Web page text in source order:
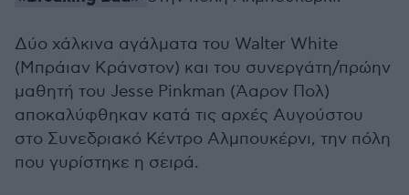
Δύο χάλκινα αγάλματα του Walter White
(Μπράιαν Κράνστον) και του συνεργάτη/πρώην
μαθητή του Jesse Pinkman (Άαρον Πολ)
αποκαλύφθηκαν κατά τις αρχές Αυγούστου
στο Συνεδριακό Κέντρο Αλμπουκέρνι, την πόλη
που γυρίστηκε η σειρά.